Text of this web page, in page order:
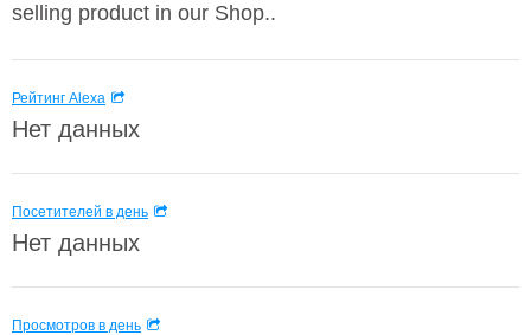
selling product in our Shop..
Рейтинг Alexa
Нет данных
Посетителей в день
Нет данных
Просмотров в день